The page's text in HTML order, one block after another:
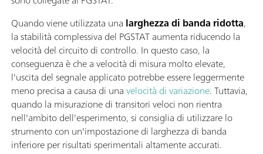
Quando viene utilizzata una larghezza di banda ridotta,
la stabilità complessiva del PGSTAT aumenta riducendo la
velocità del circuito di controllo. In questo caso, la
conseguenza è che a velocità di misura molto elevate,
l'uscita del segnale applicato potrebbe essere leggermente
meno precisa a causa di unavelocità di variazione. Tuttavia,
quando la misurazione di transitori veloci non rientra
nell'ambito dell'esperimento, si consiglia di utilizzare lo
strumento con un'impostazione di larghezza di banda
inferiore per risultati sperimentali altamente accurati.